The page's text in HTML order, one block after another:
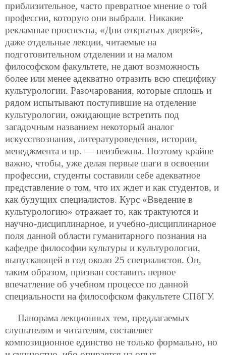
приблизительное, часто превратное мнение о той
профессии, которую они выбрали. Никакие
рекламные проспекты, «Дни открытых дверей»,
даже отдельные лекции, читаемые на
подготовительном отделении и на малом
философском факультете, не дают возможность
более или менее адекватно отразить всю специфику
культурологии. Разочарования, которые сплошь и
рядом испытывают поступившие на отделение
культурологии, ожидающие встретить под
загадочным названием некоторый аналог
искусствознания, литературоведения, истории,
менеджмента и пр. — неизбежны. Поэтому крайне
важно, чтобы, уже делая первые шаги в освоении
профессии, студенты составили себе адекватное
представление о том, что их ждет и как студентов, и
как будущих специалистов. Курс «Введение в
культурологию» отражает то, как трактуются и
научно-дисциплинарное, и учебно-дисциплинарное
поля данной области гуманитарного познания на
кафедре философии культуры и культурологии,
выпускающей в год около 25 специалистов. Он,
таким образом, призван составить первое
впечатление об учебном процессе по данной
специальности на философском факультете СПбГУ.
Панорама лекционных тем, предлагаемых
слушателям и читателям, составляет
композиционное единство не только формально, но